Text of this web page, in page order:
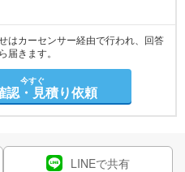
はカーセンサー経由で行われ、回答
届きます。
今すぐ
認・見積り依頼
LINEで共有